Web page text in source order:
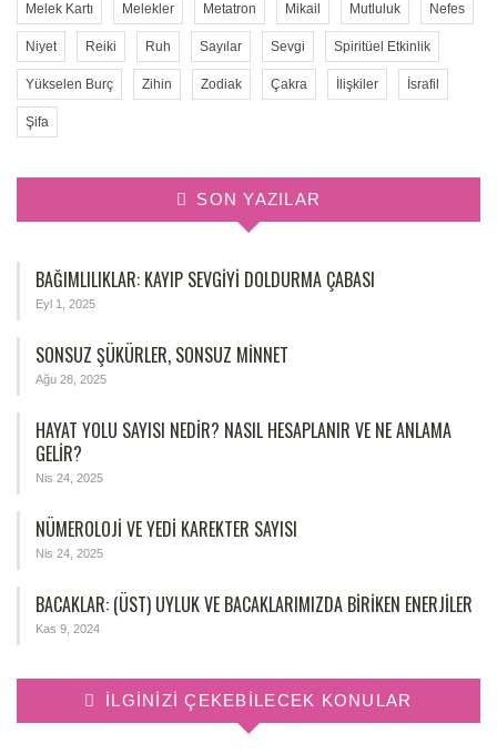
Melek Kartı Melekler Metatron Mikail Mutluluk Nefes
Niyet Reiki Ruh Sayılar Sevgi Spiritüel Etkinlik
Yükselen Burç Zihin Zodiak Çakra İlişkiler İsrafil
Şifa
SON YAZILAR
BAĞIMLILIKLAR: KAYIP SEVGIYI DOLDURMA ÇABASI
Eyl 1, 2025
SONSUZ ŞÜKÜRLER, SONSUZ MINNET
Ağu 28, 2025
HAYAT YOLU SAYISI NEDIR? NASIL HESAPLANIR VE NE ANLAMA
GELIR?
Nis 24, 2025
NÜMEROLOJİ VE YEDİ KAREKTER SAYISI
Nis 24, 2025
BACAKLAR: (ÜST) UYLUK VE BACAKLARIMIZDA BIRIKEN ENERJILER
Kas 9, 2024
İLGINIZI ÇEKEBILECEK KONULAR